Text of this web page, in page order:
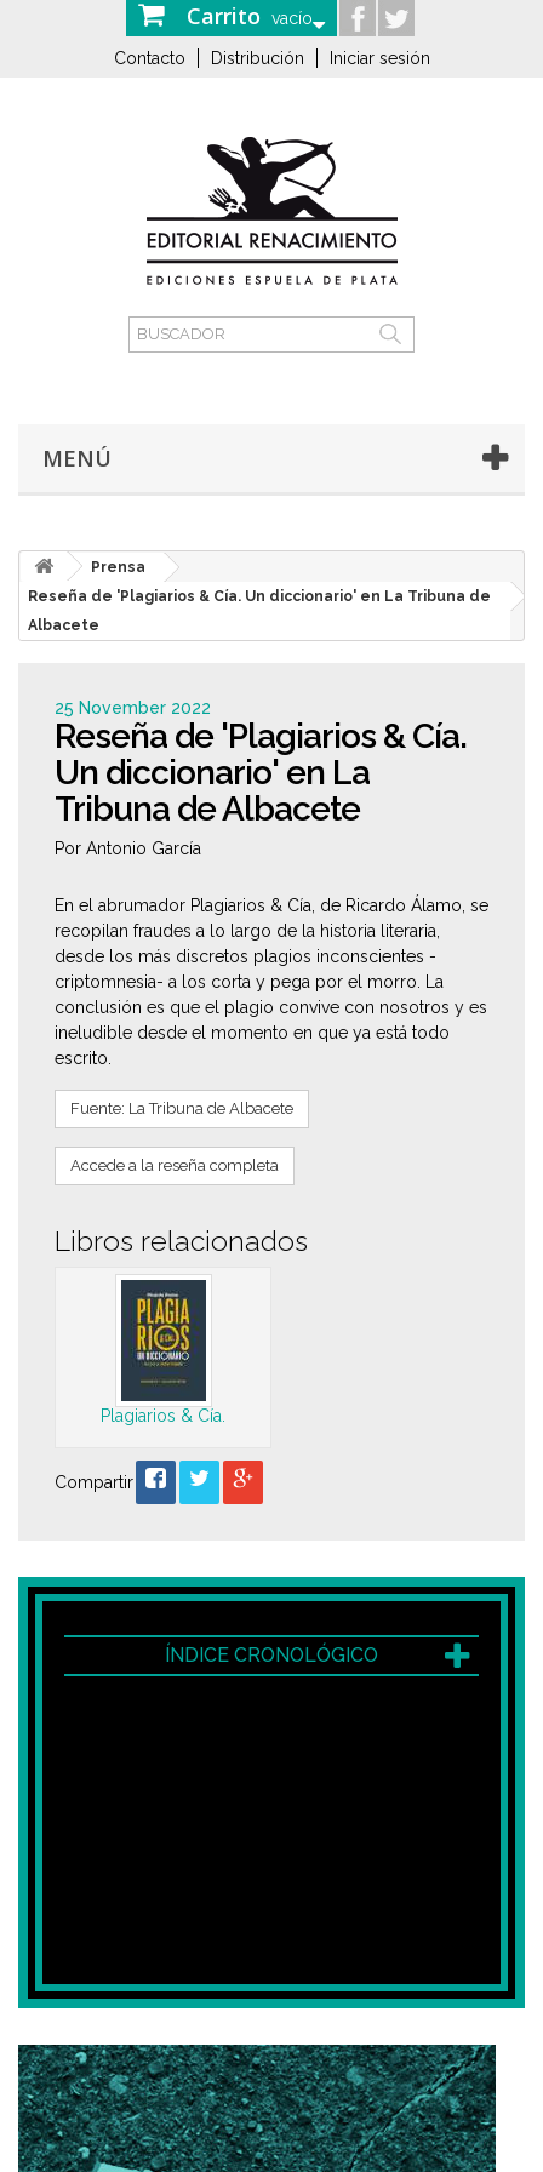
Carrito vacío
Contacto Distribución Iniciar sesión
MENÚ
Prensa
Reseña de 'Plagiarios & Cía. Un diccionario' en La Tribuna de
Albacete
25 November 2022
Reseña de 'Plagiarios & Cía.
Un diccionario' en La
Tribuna de Albacete
Por Antonio García
En el abrumador Plagiarios & Cía, de Ricardo Álamo, se
recopilan fraudes a lo largo de la historia literaria,
desde los más discretos plagios inconscientes -
criptomnesia- a los corta y pega por el morro. La
conclusión es que el plagio convive con nosotros y es
ineludible desde el momento en que ya está todo
escrito.
Fuente: La Tribuna de Albacete
Accede a la reseña completa
Libros relacionados
Plagiarios & Cía.
Compartir
ÍNDICE CRONOLÓGICO